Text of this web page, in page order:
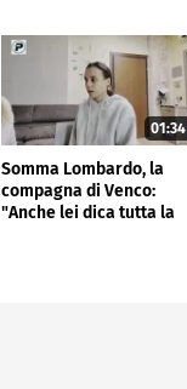
01:34
Somma Lombardo, la
compagna di Venco:
"Anche lei dica tutta la